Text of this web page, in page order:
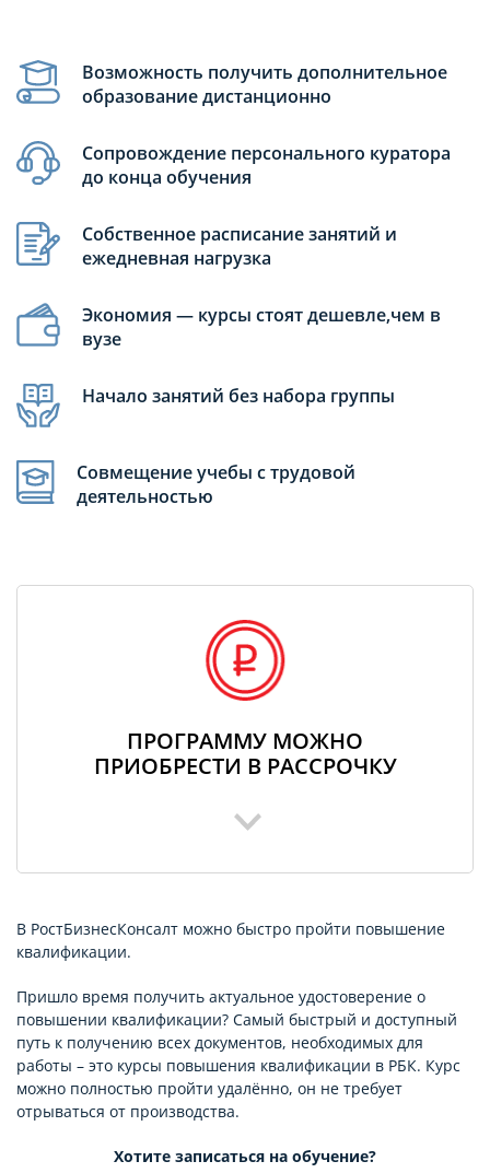
Возможность получить дополнительное
образование дистанционно
Сопровождение персонального куратора
до конца обучения
Собственное расписание занятий и
ежедневная нагрузка
Экономия — курсы стоят дешевле,чем в
вузе
Начало занятий без набора группы
Совмещение учебы с трудовой
деятельностью
ПРОГРАММУ МОЖНО
ПРИОБРЕСТИ В РАССРОЧКУ
В РостБизнесКонсалт можно быстро пройти повышение
квалификации.
Пришло время получить актуальное удостоверение о
повышении квалификации? Самый быстрый и доступный
путь к получению всех документов, необходимых для
работы – это курсы повышения квалификации в РБК. Курс
можно полностью пройти удалённо, он не требует
отрываться от производства.
Хотите записаться на обучение?